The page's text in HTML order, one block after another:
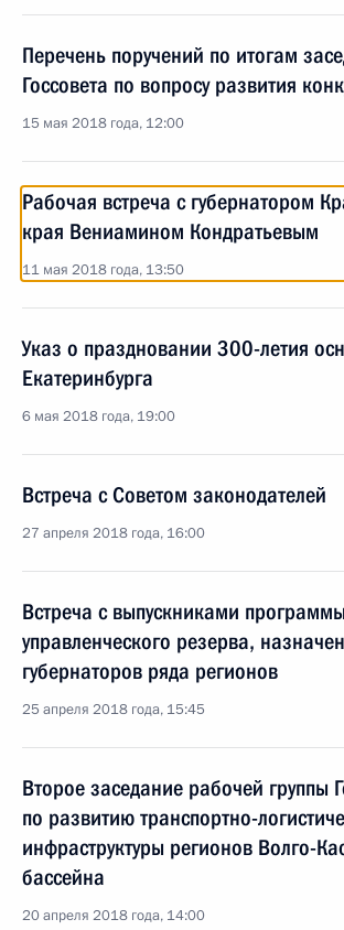
Перечень поручений по итогам
Госсовета по вопросу развития
15 мая 2018 года, 12:00
Рабочая встреча с губернатором
края Вениамином Кондратьевым
11 мая 2018 года, 13:50
Указ о праздновании 300-летия
Екатеринбурга
6 мая 2018 года, 19:00
Встреча с Советом законодателей
27 апреля 2018 года, 16:00
Встреча с выпускниками
управленческого резерва,
губернаторов ряда регионов
25 апреля 2018 года, 15:45
Второе заседание рабочей группы
по развитию транспортно-
инфраструктуры регионов Волго-
бассейна
20 апреля 2018 года, 14:00